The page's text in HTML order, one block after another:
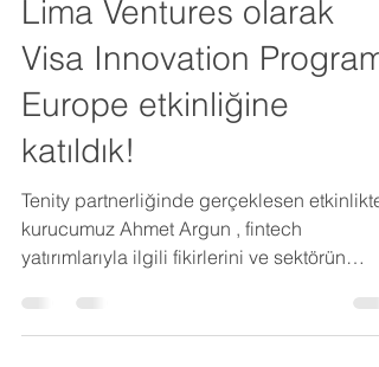
Lima Ventures olarak
Visa Innovation Program
Europe etkinliğine
katıldık!
Tenity partnerliğinde gerçeklesen etkinlikte
kurucumuz Ahmet Argun , fintech
yatırımlarıyla ilgili fikirlerini ve sektörün